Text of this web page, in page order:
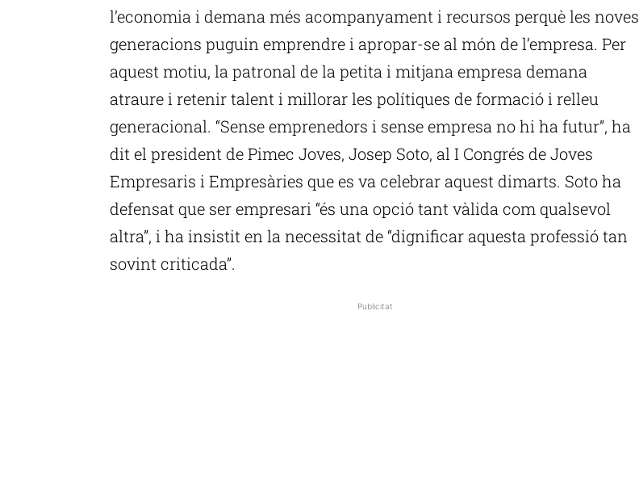
l’economia i demana més acompanyament i recursos perquè les noves
generacions puguin emprendre i apropar-se al món de l’empresa. Per
aquest motiu, la patronal de la petita i mitjana empresa demana
atraure i retenir talent i millorar les polítiques de formació i relleu
generacional. “Sense emprenedors i sense empresa no hi ha futur”, ha
dit el president de Pimec Joves, Josep Soto, al I Congrés de Joves
Empresaris i Empresàries que es va celebrar aquest dimarts. Soto ha
defensat que ser empresari “és una opció tant vàlida com qualsevol
altra”, i ha insistit en la necessitat de “dignificar aquesta professió tan
sovint criticada”.
Publicitat